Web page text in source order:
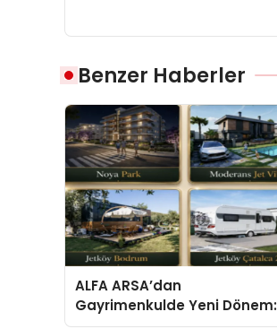
Benzer Haberler
ALFA ARSA’dan
Gayrimenkulde Yeni Dönem: